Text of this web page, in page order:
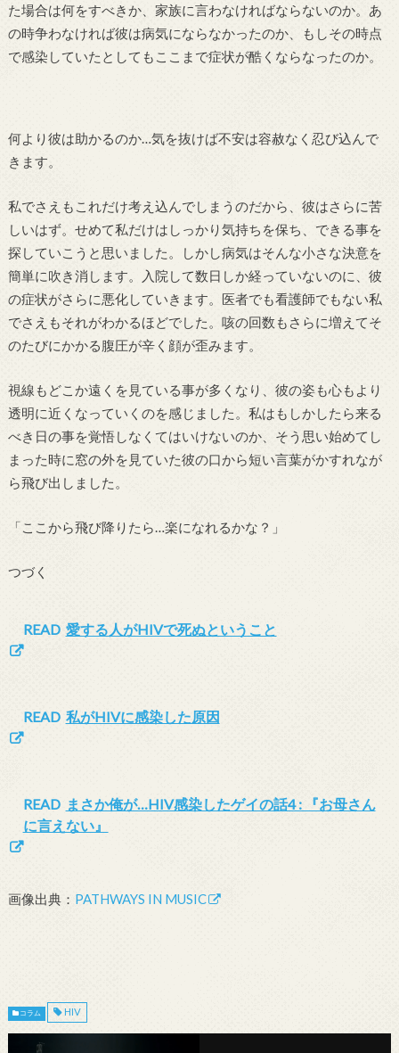
た場合は何をすべきか、家族に言わなければならないのか。あ
の時争わなければ彼は病気にならなかったのか、もしその時点
で感染していたとしてもここまで症状が酷くならなったのか。
何より彼は助かるのか…気を抜けば不安は容赦なく忍び込んで
きます。
私でさえもこれだけ考え込んでしまうのだから、彼はさらに苦
しいはず。せめて私だけはしっかり気持ちを保ち、できる事を
探していこうと思いました。しかし病気はそんな小さな決意を
簡単に吹き消します。入院して数日しか経っていないのに、彼
の症状がさらに悪化していきます。医者でも看護師でもない私
でさえもそれがわかるほどでした。咳の回数もさらに増えてそ
のたびにかかる腹圧が辛く顔が歪みます。
視線もどこか遠くを見ている事が多くなり、彼の姿も心もより
透明に近くなっていくのを感じました。私はもしかしたら来る
べき日の事を覚悟しなくてはいけないのか、そう思い始めてし
まった時に窓の外を見ていた彼の口から短い言葉がかすれなが
ら飛び出しました。
「ここから飛び降りたら…楽になれるかな？」
つづく
READ 愛する人がHIVで死ぬということ
READ 私がHIVに感染した原因
READ まさか俺が…HIV感染したゲイの話4 : 『お母さん
に言えない』
画像出典： PATHWAYS IN MUSIC
コラム HIV